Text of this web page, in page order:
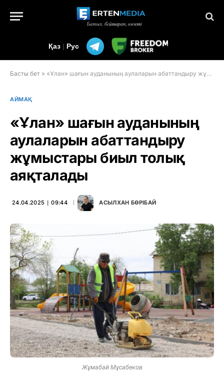
Қаз | Рус
Басты бет » «Ұлан» шағын ауданының аулаларын абаттандыру жұмыстары биыл толық аяқталады
АЙМАҚ
«Ұлан» шағын ауданының
аулаларын абаттандыру
жұмыстары биыл толық
аяқталады
24.04.2025 ∣ 09:44 АСЫЛХАН БӨРІБАЙ
Жұмабай Мұсабеков